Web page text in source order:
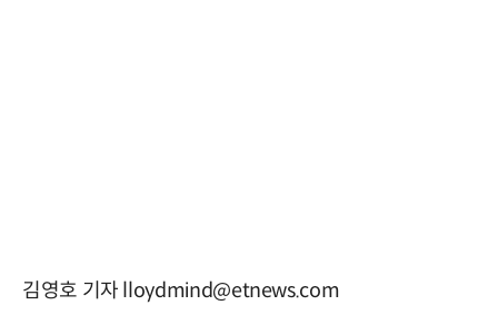
김영호 기자 lloydmind@etnews.com